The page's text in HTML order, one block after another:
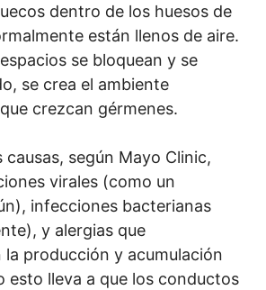
dentro de los huesos de
están llenos de aire.
se bloquean y se
se crea el ambiente
crezcan gérmenes.
causas, según Mayo Clinic,
virales (como un
infecciones bacterianas
y alergias que
la producción y acumulación
esto lleva a que los conductos